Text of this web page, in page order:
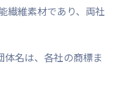
繊維素材であり、両社
体名は、各社の商標ま